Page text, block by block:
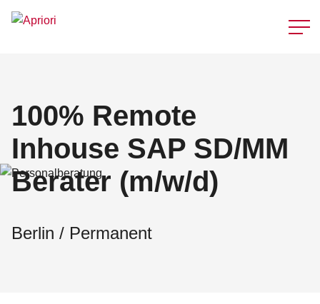
100% Remote
Inhouse SAP SD/MM
Berater (m/w/d)
Berlin / Permanent